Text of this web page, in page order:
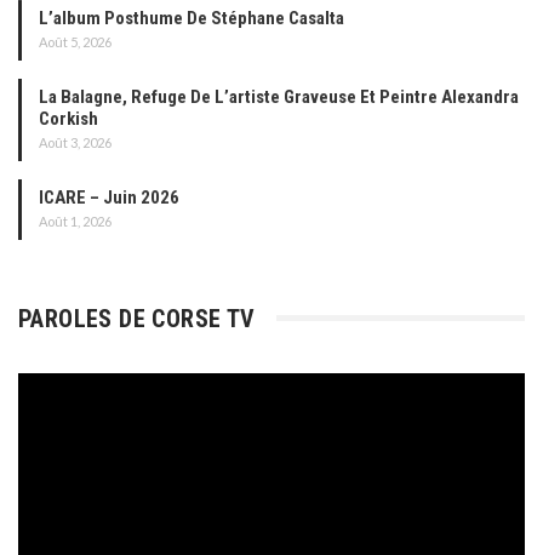
L’album Posthume De Stéphane Casalta
Août 5, 2026
La Balagne, Refuge De L’artiste Graveuse Et Peintre Alexandra
Corkish
Août 3, 2026
ICARE – Juin 2026
Août 1, 2026
PAROLES DE CORSE TV